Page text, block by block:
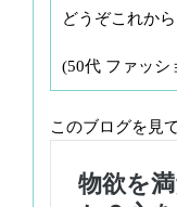
どうぞこれか
(50代 ファッシ
このブログを見